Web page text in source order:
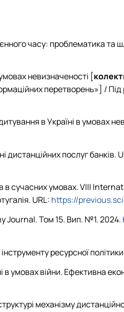
План роботи
Презентація
часу: проблематика та
невизначеності [
перетворень»] /
в Україні в умовах
дистанційних послуг банків.
в сучасних умовах. VIII
URL: https://
Journal. Том 15. Вип. №1. 2024.
ресурсної
умовах війни. Ефективна
механізму